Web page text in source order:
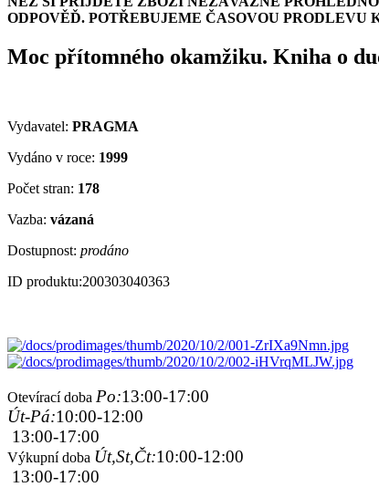
ODPOVĚĎ. POTŘEBUJEME ČASOVOU
Moc přítomného okamžiku. Kniha o
Vydavatel: PRAGMA
Vydáno v roce: 1999
Počet stran: 178
Vazba: vázaná
Dostupnost: prodáno
ID produktu:200303040363
Otevírací doba Po:13:00-17:00
Út-Pá:10:00-12:00
13:00-17:00
Výkupní doba Út,St,Čt:10:00-12:00
13:00-17:00